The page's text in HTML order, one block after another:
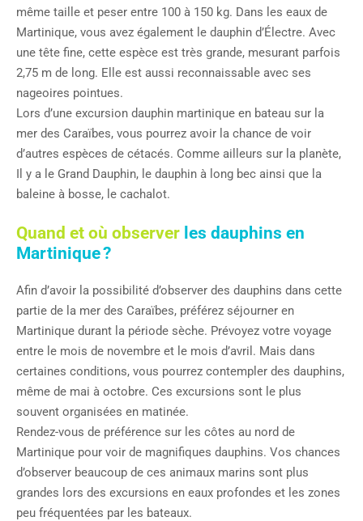
même taille et peser entre 100 à 150 kg. Dans les eaux de
Martinique, vous avez également le dauphin d’Électre. Avec
une tête fine, cette espèce est très grande, mesurant parfois
2,75 m de long. Elle est aussi reconnaissable avec ses
nageoires pointues.
Lors d’une excursion dauphin martinique en bateau sur la
mer des Caraïbes, vous pourrez avoir la chance de voir
d’autres espèces de cétacés. Comme ailleurs sur la planète,
Il y a le Grand Dauphin, le dauphin à long bec ainsi que la
baleine à bosse, le cachalot.
Quand et où observer les dauphins en
Martinique ?
Afin d’avoir la possibilité d’observer des dauphins dans cette
partie de la mer des Caraïbes, préférez séjourner en
Martinique durant la période sèche. Prévoyez votre voyage
entre le mois de novembre et le mois d’avril. Mais dans
certaines conditions, vous pourrez contempler des dauphins,
même de mai à octobre. Ces excursions sont le plus
souvent organisées en matinée.
Rendez-vous de préférence sur les côtes au nord de
Martinique pour voir de magnifiques dauphins. Vos chances
d’observer beaucoup de ces animaux marins sont plus
grandes lors des excursions en eaux profondes et les zones
peu fréquentées par les bateaux.